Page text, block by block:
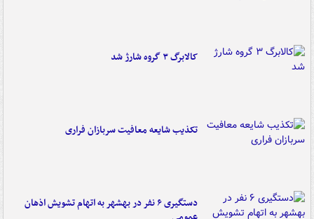
کالابرگ ۳ گروه شارژ شد
تکذیب شایعه معافیت سربازان فراری
دستگیری ۶ نفر در بهشهر به اتهام تشویش اذهان